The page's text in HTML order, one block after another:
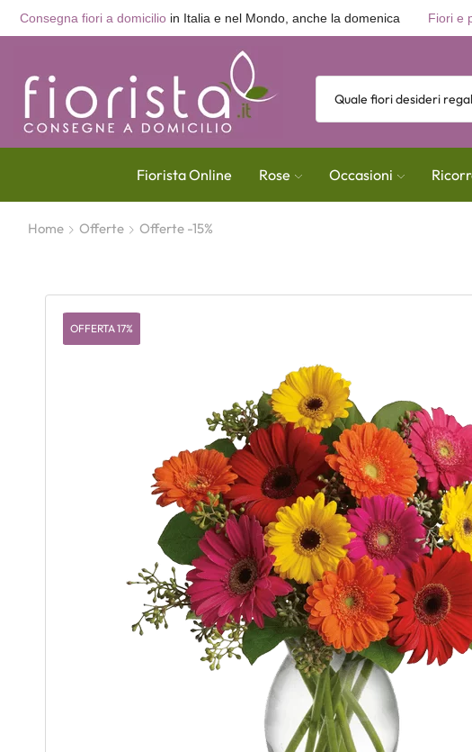
Consegna fiori a domicilio in Italia e nel Mondo, anche la domenica Fiori e
Fiorista Online Rose Occasioni
Home Offerte Offerte -15%
OFFERTA 17%